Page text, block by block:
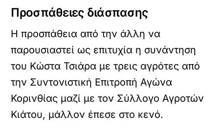
Προσπάθειες διάσπασης
Η προσπάθεια από την άλλη να
παρουσιαστεί ως επιτυχία η συνάντηση
του Κώστα Τσιάρα με τρεις αγρότες από
την Συντονιστική Επιτροπή Αγώνα
Κορινθίας μαζί με τον Σύλλογο Αγροτών
Κιάτου, μάλλον έπεσε στο κενό.